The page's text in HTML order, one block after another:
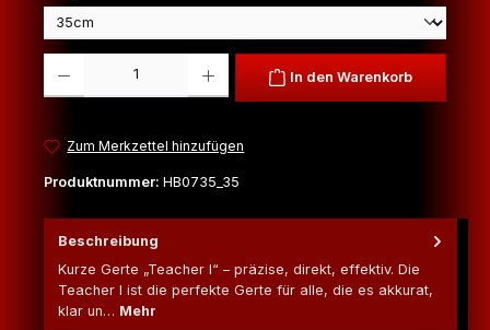
In den Warenkorb
Zum Merkzettel hinzufügen
Produktnummer: HB0735_35
Beschreibung
Kurze Gerte „Teacher I“ – präzise, direkt, effektiv. Die
Teacher I ist die perfekte Gerte für alle, die es akkurat,
klar un… Mehr